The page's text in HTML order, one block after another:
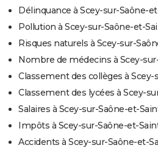
Délinquance à Scey-sur-Saône-
Pollution à Scey-sur-Saône-et-
Risques naturels à Scey-sur-
Nombre de médecins à Scey-
Classement des collèges à
Classement des lycées à Scey-
Salaires à Scey-sur-Saône-et-
Impôts à Scey-sur-Saône-et-
Accidents à Scey-sur-Saône-et-